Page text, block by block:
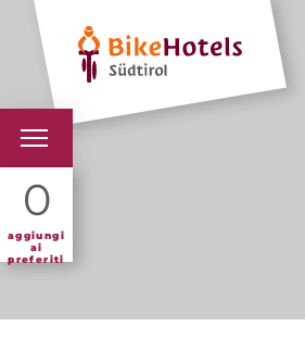
0
aggiungi
ai
preferiti